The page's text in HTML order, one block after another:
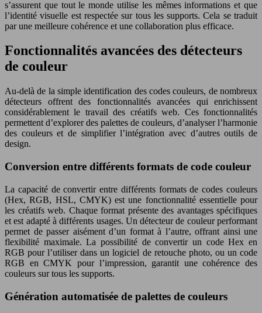
s’assurent que tout le monde utilise les mêmes informations et que
l’identité visuelle est respectée sur tous les supports. Cela se traduit
par une meilleure cohérence et une collaboration plus efficace.
Fonctionnalités avancées des détecteurs
de couleur
Au-delà de la simple identification des codes couleurs, de nombreux
détecteurs offrent des fonctionnalités avancées qui enrichissent
considérablement le travail des créatifs web. Ces fonctionnalités
permettent d’explorer des palettes de couleurs, d’analyser l’harmonie
des couleurs et de simplifier l’intégration avec d’autres outils de
design.
Conversion entre différents formats de code couleur
La capacité de convertir entre différents formats de codes couleurs
(Hex, RGB, HSL, CMYK) est une fonctionnalité essentielle pour
les créatifs web. Chaque format présente des avantages spécifiques
et est adapté à différents usages. Un détecteur de couleur performant
permet de passer aisément d’un format à l’autre, offrant ainsi une
flexibilité maximale. La possibilité de convertir un code Hex en
RGB pour l’utiliser dans un logiciel de retouche photo, ou un code
RGB en CMYK pour l’impression, garantit une cohérence des
couleurs sur tous les supports.
Génération automatisée de palettes de couleurs